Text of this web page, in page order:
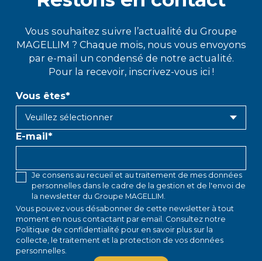
Vous souhaitez suivre l’actualité du Groupe
MAGELLIM ? Chaque mois, nous vous envoyons
par e-mail un condensé de notre actualité.
Pour la recevoir, inscrivez-vous ici !
Vous êtes*
E-mail*
Je consens au recueil et au traitement de mes données
personnelles dans le cadre de la gestion et de l'envoi de
la newsletter du Groupe MAGELLIM.
Vous pouvez vous désabonner de cette newsletter à tout
moment en nous contactant par email . Consultez notre
Politique de confidentialité pour en savoir plus sur la
collecte, le traitement et la protection de vos données
personnelles.